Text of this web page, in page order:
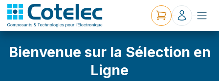
Bienvenue sur la Sélection en
Ligne